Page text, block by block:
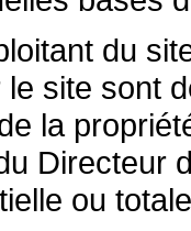
du
site sont
la
Directeur
ou